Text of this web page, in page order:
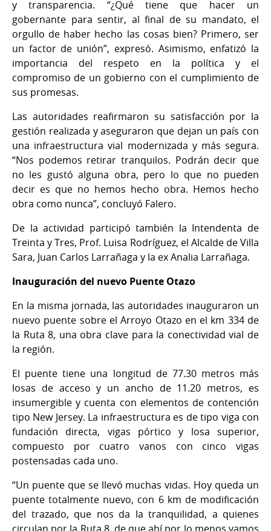
y transparencia. “¿Qué tiene que hacer un
gobernante para sentir, al final de su mandato, el
orgullo de haber hecho las cosas bien? Primero, ser
un factor de unión”, expresó. Asimismo, enfatizó la
importancia del respeto en la política y el
compromiso de un gobierno con el cumplimiento de
sus promesas.
Las autoridades reafirmaron su satisfacción por la
gestión realizada y aseguraron que dejan un país con
una infraestructura vial modernizada y más segura.
“Nos podemos retirar tranquilos. Podrán decir que
no les gustó alguna obra, pero lo que no pueden
decir es que no hemos hecho obra. Hemos hecho
obra como nunca”, concluyó Falero.
De la actividad participó también la Intendenta de
Treinta y Tres, Prof. Luisa Rodríguez, el Alcalde de Villa
Sara, Juan Carlos Larrañaga y la ex Analia Larrañaga.
Inauguración del nuevo Puente Otazo
En la misma jornada, las autoridades inauguraron un
nuevo puente sobre el Arroyo Otazo en el km 334 de
la Ruta 8, una obra clave para la conectividad vial de
la región.
El puente tiene una longitud de 77.30 metros más
losas de acceso y un ancho de 11.20 metros, es
insumergible y cuenta con elementos de contención
tipo New Jersey. La infraestructura es de tipo viga con
fundación directa, vigas pórtico y losa superior,
compuesto por cuatro vanos con cinco vigas
postensadas cada uno.
“Un puente que se llevó muchas vidas. Hoy queda un
puente totalmente nuevo, con 6 km de modificación
del trazado, que nos da la tranquilidad, a quienes
circulan por la Ruta 8, de que ahí por lo menos vamos